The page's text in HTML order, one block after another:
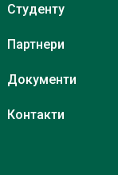
Студенту
Партнери
Документи
Контакти